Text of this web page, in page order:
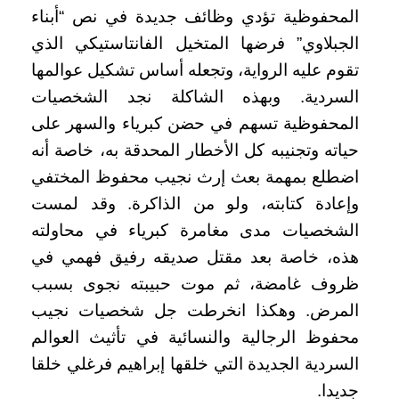
المحفوظية تؤدي وظائف جديدة في نص “أبناء
الجبلاوي” فرضها المتخيل الفانتاستيكي الذي
تقوم عليه الرواية، وتجعله أساس تشكيل عوالمها
السردية. وبهذه الشاكلة نجد الشخصيات
المحفوظية تسهم في حضن كبرياء والسهر على
حياته وتجنيبه كل الأخطار المحدقة به، خاصة أنه
اضطلع بمهمة بعث إرث نجيب محفوظ المختفي
وإعادة كتابته، ولو من الذاكرة. وقد لمست
الشخصيات مدى مغامرة كبرياء في محاولته
هذه، خاصة بعد مقتل صديقه رفيق فهمي في
ظروف غامضة، ثم موت حبيبته نجوى بسبب
المرض. وهكذا انخرطت جل شخصيات نجيب
محفوظ الرجالية والنسائية في تأثيث العوالم
السردية الجديدة التي خلقها إبراهيم فرغلي خلقا
جديدا.